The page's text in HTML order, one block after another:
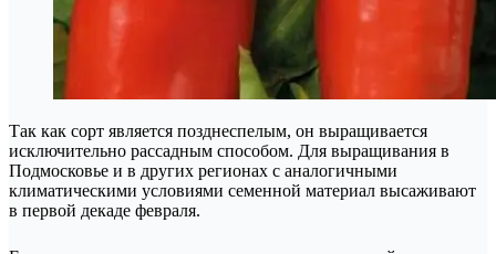
Так как сорт является позднеспелым, он выращивается
исключительно рассадным способом. Для выращивания в
Подмосковье и в других регионах с аналогичными
климатическими условиями семенной материал высаживают
в первой декаде февраля.